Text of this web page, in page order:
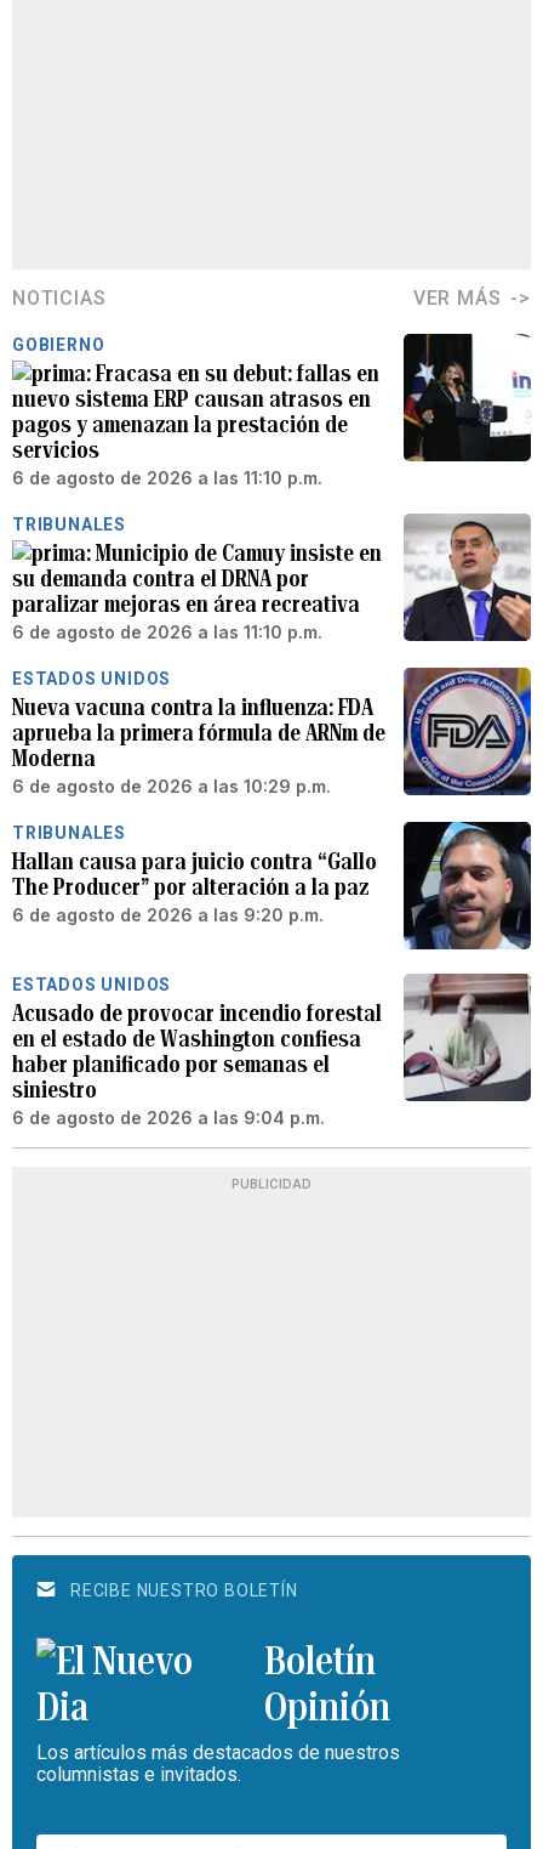
NOTICIAS VER MÁS
GOBIERNO
Fracasa en su debut: fallas en
nuevo sistema ERP causan atrasos en
pagos y amenazan la prestación de
servicios
6 de agosto de 2026 a las 11:10 p.m.
TRIBUNALES
Municipio de Camuy insiste en
su demanda contra el DRNA por
paralizar mejoras en área recreativa
6 de agosto de 2026 a las 11:10 p.m.
ESTADOS UNIDOS
Nueva vacuna contra la influenza: FDA
aprueba la primera fórmula de ARNm de
Moderna
6 de agosto de 2026 a las 10:29 p.m.
TRIBUNALES
Hallan causa para juicio contra “Gallo
The Producer” por alteración a la paz
6 de agosto de 2026 a las 9:20 p.m.
ESTADOS UNIDOS
Acusado de provocar incendio forestal
en el estado de Washington confiesa
haber planificado por semanas el
siniestro
6 de agosto de 2026 a las 9:04 p.m.
PUBLICIDAD
RECIBE NUESTRO BOLETÍN
Boletín
Opinión
Los artículos más destacados de nuestros
columnistas e invitados.